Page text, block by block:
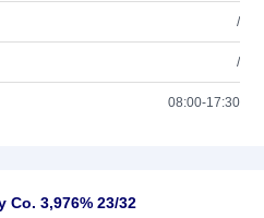
/
/
08:00-17:30
Co. 3,976% 23/32